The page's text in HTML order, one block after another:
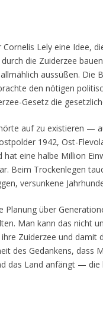
Lely eine Idee,
die Zuiderzee
aussüßen. Die
den nötigen
Gesetz die
auf zu existieren —
1942, Ost-
hat eine halbe Million
Beim Trockenlegen
versunkene
über
Man kann das nicht
Zuiderzee und damit
des Gedankens, dass
das Land anfängt — die